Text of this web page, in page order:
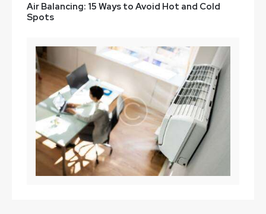
Air Balancing: 15 Ways to Avoid Hot and Cold
Spots